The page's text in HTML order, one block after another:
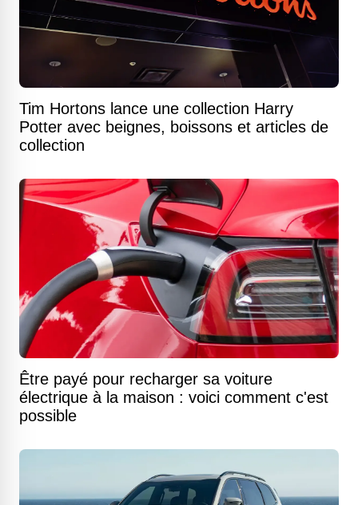
Tim Hortons lance une collection Harry
Potter avec beignes, boissons et articles de
collection
Être payé pour recharger sa voiture
électrique à la maison : voici comment c'est
possible